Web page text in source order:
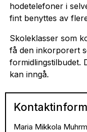
hodetelefoner i
fint benyttes av
Skoleklasser som
få den inkorporert
formidlingstilbudet.
kan inngå.
Maria Mikkola